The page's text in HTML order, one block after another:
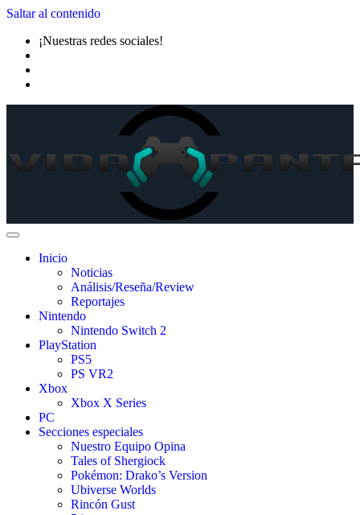
Saltar al contenido
¡Nuestras redes sociales!
Inicio
Noticias
Análisis/Reseña/Review
Reportajes
Nintendo
Nintendo Switch 2
PlayStation
PS5
PS VR2
Xbox
Xbox X Series
PC
Secciones especiales
Nuestro Equipo Opina
Tales of Shergiock
Pokémon: Drako’s Version
Ubiverse Worlds
Rincón Gust